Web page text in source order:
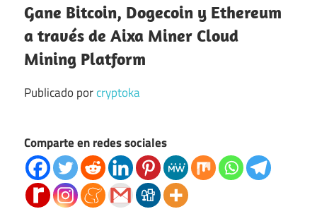
Gane Bitcoin, Dogecoin y Ethereum
a través de Aixa Miner Cloud
Mining Platform
Publicado porcryptoka
Comparte en redes sociales